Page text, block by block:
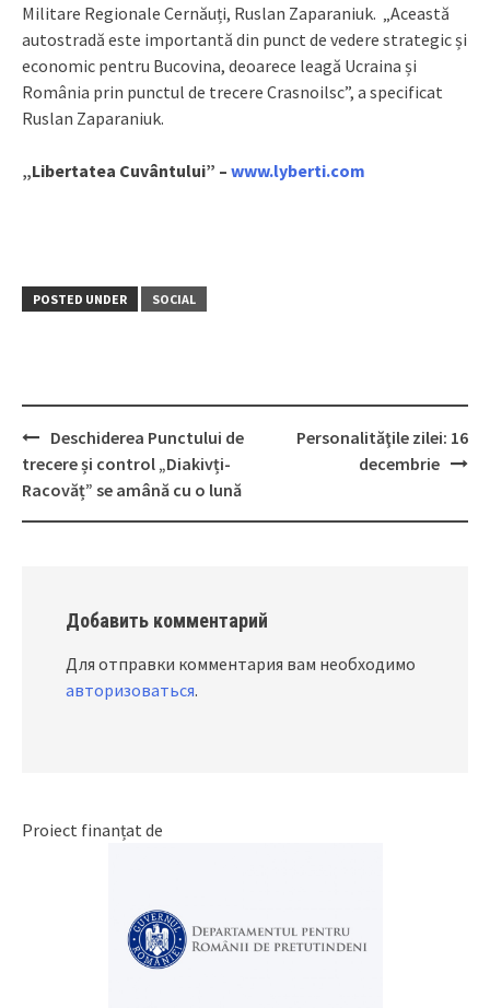
Militare Regionale Cernăuți, Ruslan Zaparaniuk. „Această
autostradă este importantă din punct de vedere strategic și
economic pentru Bucovina, deoarece leagă Ucraina și
România prin punctul de trecere Crasnoilsc”, a specificat
Ruslan Zaparaniuk.
„Libertatea Cuvântului” – www.lyberti.com
POSTED UNDER SOCIAL
Post
navigation
Deschiderea Punctului de
trecere și control „Diakivți-
Racovăț” se amână cu o lună
Personalităţile zilei: 16
decembrie
Добавить комментарий
Для отправки комментария вам необходимо
авторизоваться.
Proiect finanțat de